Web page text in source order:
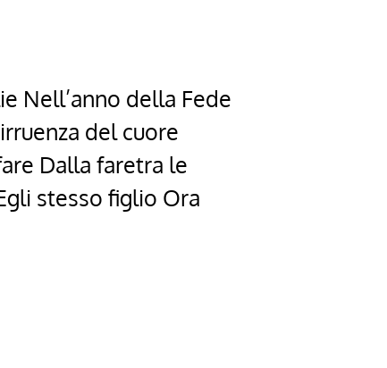
Nell’anno della Fede
del cuore
Dalla faretra le
stesso figlio Ora